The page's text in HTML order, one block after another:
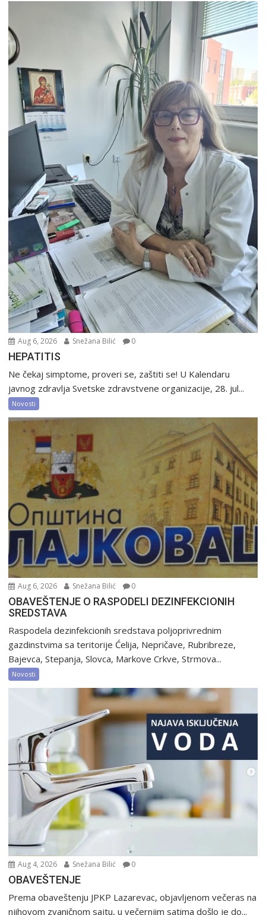
Aug 6, 2026 Snežana Bilić 0
HEPATITIS
Ne čekaj simptome, proveri se, zaštiti se! U Kalendaru
javnog zdravlja Svetske zdravstvene organizacije, 28. jul...
Novosti
Aug 6, 2026 Snežana Bilić 0
OBAVEŠTENJE O RASPODELI DEZINFEKCIONIH
SREDSTAVA
Raspodela dezinfekcionih sredstava poljoprivrednim
gazdinstvima sa teritorije Ćelija, Nepričave, Rubribreze,
Bajevca, Stepanja, Slovca, Markove Crkve, Strmova...
Novosti
Aug 4, 2026 Snežana Bilić 0
OBAVEŠTENJE
Prema obaveštenju JPKP Lazarevac, objavljenom večeras na
njihovom zvaničnom sajtu, u večernjim satima došlo je do...